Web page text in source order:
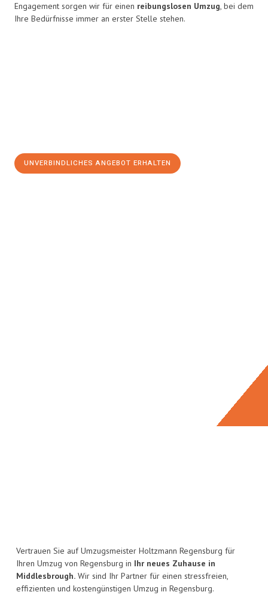
Engagement sorgen wir für einen reibungslosen Umzug, bei dem
Ihre Bedürfnisse immer an erster Stelle stehen.
UNVERBINDLICHES ANGEBOT ERHALTEN
Vertrauen Sie auf Umzugsmeister Holtzmann Regensburg für
Ihren Umzug von Regensburg in Ihr neues Zuhause in
Middlesbrough. Wir sind Ihr Partner für einen stressfreien,
effizienten und kostengünstigen Umzug in Regensburg.